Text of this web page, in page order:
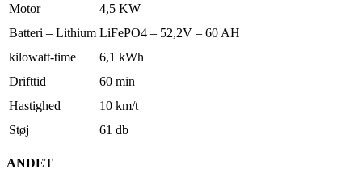
Motor
4,5 KW
Batteri – Lithium LiFePO4 – 52,2V – 60 AH
kilowatt-time
6,1 kWh
Drifttid
60 min
Hastighed
10 km/t
Støj
61 db
ANDET